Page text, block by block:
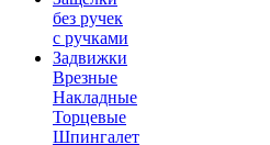
без ручек
с ручками
Задвижки
Врезные
Накладные
Торцевые
Шпингалет